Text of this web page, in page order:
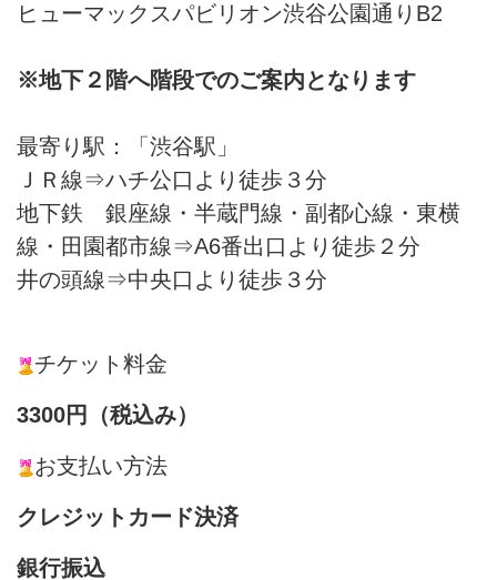
ヒューマックスパビリオン渋谷公園通りB2
※地下２階へ階段でのご案内となります
最寄り駅：「渋谷駅」
ＪＲ線⇒ハチ公口より徒歩３分
地下鉄 銀座線・半蔵門線・副都心線・東横
線・田園都市線⇒A6番出口より徒歩２分
井の頭線⇒中央口より徒歩３分
チケット料金
3300円（税込み）
お支払い方法
クレジットカード決済
銀行振込